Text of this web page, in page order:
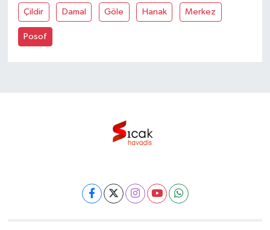
Çildir Damal Göle Hanak Merkez
Posof